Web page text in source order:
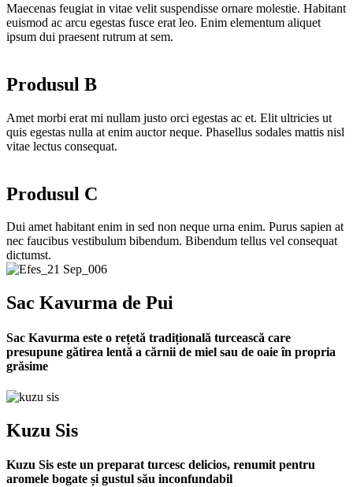
Maecenas feugiat in vitae velit suspendisse ornare molestie. Habitant
euismod ac arcu egestas fusce erat leo. Enim elementum aliquet
ipsum dui praesent rutrum at sem.
Produsul B
Amet morbi erat mi nullam justo orci egestas ac et. Elit ultricies ut
quis egestas nulla at enim auctor neque. Phasellus sodales mattis nisl
vitae lectus consequat.
Produsul C
Dui amet habitant enim in sed non neque urna enim. Purus sapien at
nec faucibus vestibulum bibendum. Bibendum tellus vel consequat
dictumst.
Sac Kavurma de Pui
Sac Kavurma este o rețetă tradițională turcească care
presupune gătirea lentă a cărnii de miel sau de oaie în propria
grăsime
Kuzu Sis
Kuzu Sis este un preparat turcesc delicios, renumit pentru
aromele bogate și gustul său inconfundabil